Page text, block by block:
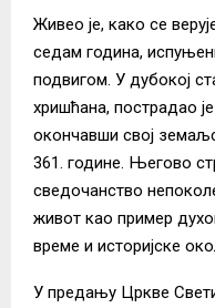
Живео је, како се
седам година,
подвигом. У дубокој
хришћана, пострадао
окончавши свој
361. године. Његово
сведочанство
живот као пример
време и историјске
У предању Цркве